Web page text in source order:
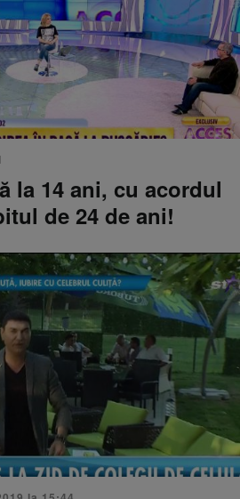
la 14 ani, cu acordul
de 24 de ani!